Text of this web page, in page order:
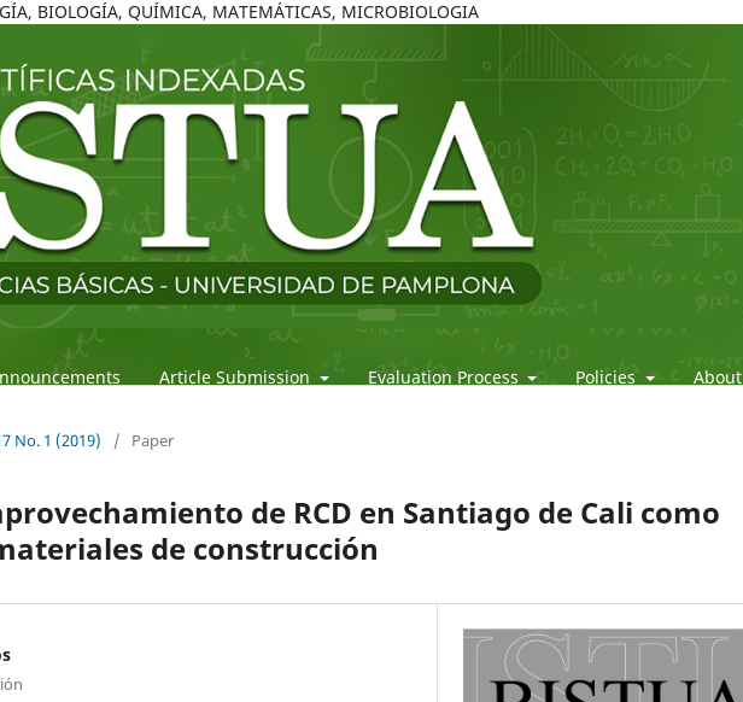
BIOLOGÍA, QUÍMICA, MATEMÁTICAS, MICROBIOLOGIA
Article Submission Evaluation Process Policies About
No. 1 (2019) / Paper
de RCD en Santiago de Cali como
de construcción